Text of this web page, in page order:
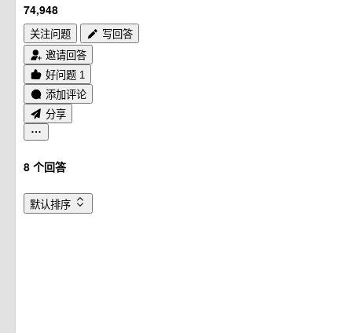
74,948
关注问题
写回答
邀请回答
好问题 1
添加评论
分享
8 个回答
默认排序